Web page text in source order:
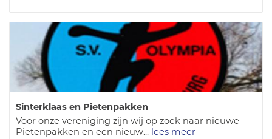
Sinterklaas en Pietenpakken
Voor onze vereniging zijn wij op zoek naar nieuwe
Pietenpakken en een nieuw... lees meer